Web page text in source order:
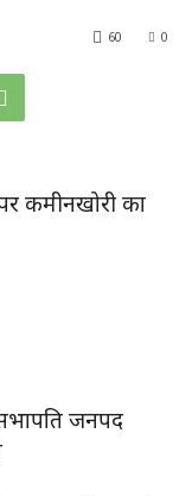
0
60
कमीनखोरी का
जनपद